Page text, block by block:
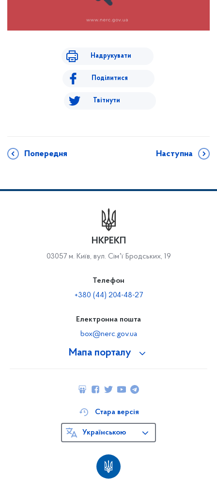
Надрукувати
Поділитися
Твітнути
Попередня Наступна
Мапа порталу
НКРЕКП
03057 м. Київ, вул. Сімʼї Бродських, 19
Телефон
+380 (44) 204-48-27
Електронна пошта
box@nerc.gov.ua
Стара версія
Українською